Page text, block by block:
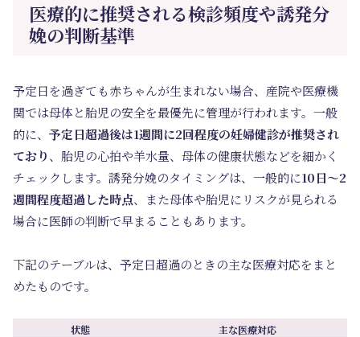
医療的に推奨される検診頻度や誘発分
娩の判断基準
予定日を過ぎても赤ちゃんが生まれない場合、産院や医療機
関では母体と胎児の安全を最優先に管理が行われます。一般
的に、 予定日超過後は1週間に2回程度の妊婦健診が推奨され
ており、胎児の心拍や羊水量、母体の健康状態などを細かく
チェックします。誘発分娩のタイミングは、一般的に10日～2
週間程度超過した時点、また母体や胎児にリスクが見られる
場合に医師の判断で早まることもあります。
下記のテーブルは、予定日超過のときの主な医療対応をまと
めたものです。
状態
主な医療対応